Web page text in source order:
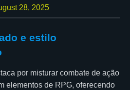
28, 2025
e estilo
por misturar combate de ação
elementos de RPG, oferecendo